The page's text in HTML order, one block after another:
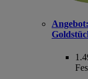
Angebot: